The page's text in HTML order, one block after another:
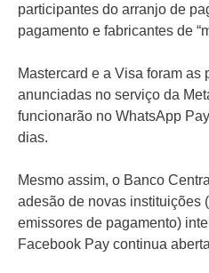
participantes do arranjo de
pagamento e fabricantes de
Mastercard e a Visa foram as
anunciadas no serviço da
funcionarão no WhatsApp
dias.
Mesmo assim, o Banco
adesão de novas instituições
emissores de pagamento)
Facebook Pay continua